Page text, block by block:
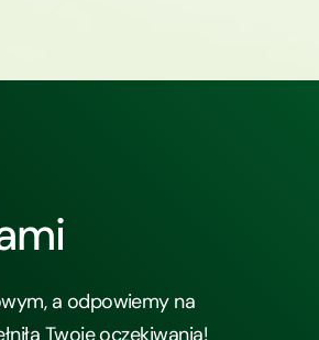
a odpowiemy na
Twoje oczekiwania!